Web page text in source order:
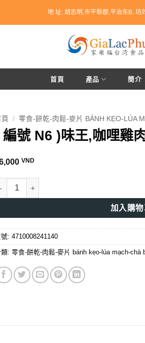
地 址: 胡志明,市平新郡,平治东B, 坊
首頁 產品 簡介
/ 零食-餅乾-肉鬆-麥片 BÁNH KẸO-LÚA
編號 N6 )味王,咖哩雞
VND
號 N6 )味王,咖哩雞肉 - cà ri gà 數量
加入購
號:4710008241140
類:零食-餅乾-肉鬆-麥片 bánh kẹo-lúa mạch-chà